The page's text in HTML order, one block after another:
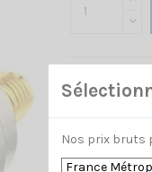
Nos prix bruts